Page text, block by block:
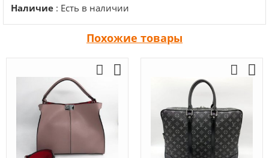
Наличие : Есть в наличии
Похожие товары